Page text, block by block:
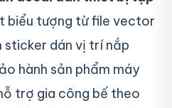
biểu tượng từ file vector
sticker dán vị trí nắp
hành sản phẩm máy
trợ gia công bế theo